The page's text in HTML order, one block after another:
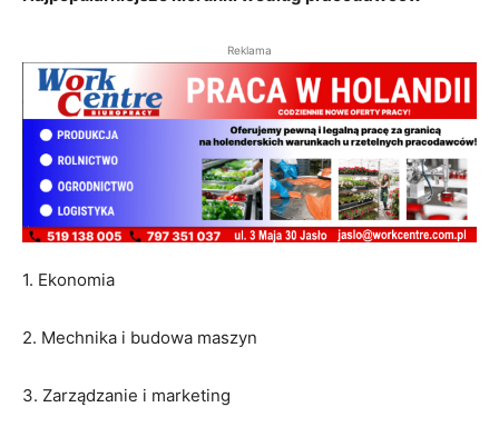
Reklama
1. Ekonomia
2. Mechnika i budowa maszyn
3. Zarządzanie i marketing